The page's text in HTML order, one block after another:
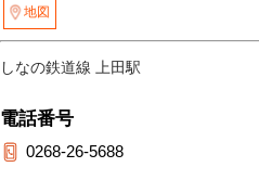
地図
しなの鉄道線 上田駅
電話番号
0268-26-5688